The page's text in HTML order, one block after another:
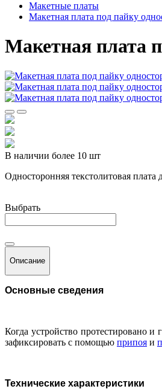
Макетные платы
Макетная плата под пайку
Макетная плата
В наличии более 10 шт
Односторонняя текстолитовая
Выбрать
Описание
Основные сведения
Когда устройство протестировано
зафиксировать с помощью припоя и
Технические характеристики